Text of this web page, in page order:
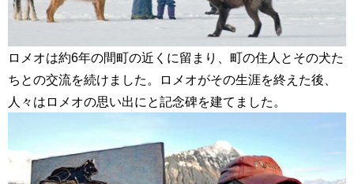
ロメオは約6年の間町の近くに留まり、町の住人とその犬た
ちとの交流を続けました。ロメオがその生涯を終えた後、
人々はロメオの思い出にと記念碑を建てました。